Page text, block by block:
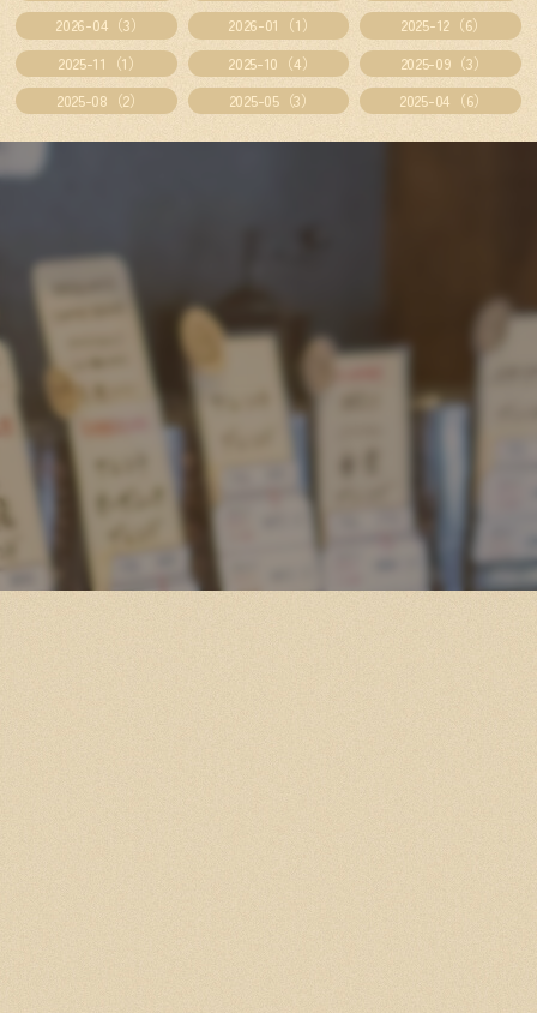
2026-04（3）
2026-01（1）
2025-12（6）
2025-11（1）
2025-10（4）
2025-09（3）
2025-08（2）
2025-05（3） 2025-04（6）